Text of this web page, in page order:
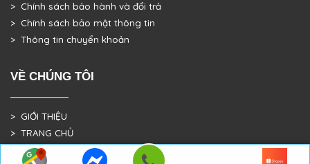
> Chính sách bảo hành và đổi trả
> Chính sách bảo mật thông tin
> Thông tin chuyển khoản
VỀ CHÚNG TÔI
> GIỚI THIỆU
> TRANG CHỦ
> DỰ ÁN THỰC TẾ